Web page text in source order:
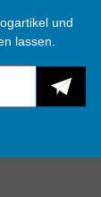
und
lassen.